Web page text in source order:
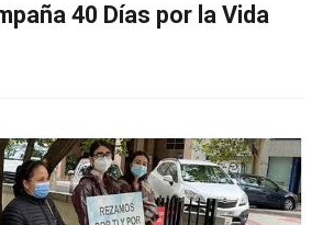
40 Días por la Vida